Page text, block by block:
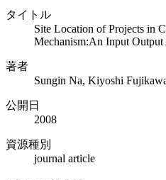
タイトル
Site Location of Projects in
Mechanism:An Input Output
著者
Sungin Na, Kiyoshi
公開日
2008
資源種別
journal article